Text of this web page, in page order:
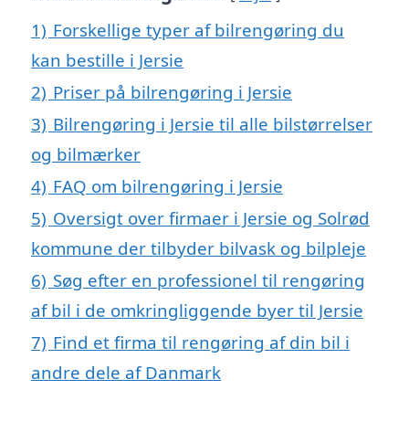
1) Forskellige typer af bilrengøring du
kan bestille i Jersie
2) Priser på bilrengøring i Jersie
3) Bilrengøring i Jersie til alle bilstørrelser
og bilmærker
4) FAQ om bilrengøring i Jersie
5) Oversigt over firmaer i Jersie og Solrød
kommune der tilbyder bilvask og bilpleje
6) Søg efter en professionel til rengøring
af bil i de omkringliggende byer til Jersie
7) Find et firma til rengøring af din bil i
andre dele af Danmark